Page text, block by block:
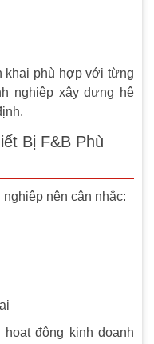
khai phù hợp với từng
nghiệp xây dựng hệ
Bị F&B Phù
nên cân nhắc:
động kinh doanh